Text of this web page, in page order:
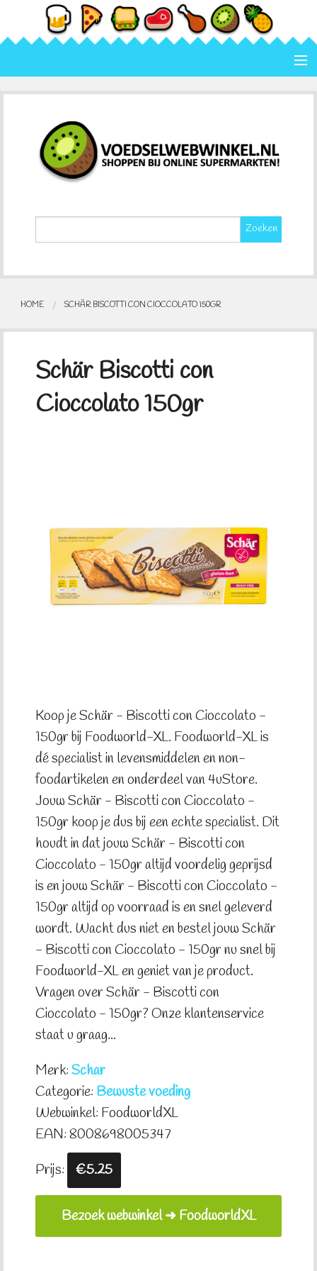
Home
Categorie
Merk
Zoeken
HOME SCHÄR BISCOTTI CON CIOCCOLATO 150GR
Schär Biscotti con
Cioccolato 150gr
Koop je Schär - Biscotti con Cioccolato -
150gr bij Foodworld-XL. Foodworld-XL is
dé specialist in levensmiddelen en non-
foodartikelen en onderdeel van 4uStore.
Jouw Schär - Biscotti con Cioccolato -
150gr koop je dus bij een echte specialist. Dit
houdt in dat jouw Schär - Biscotti con
Cioccolato - 150gr altijd voordelig geprijsd
is en jouw Schär - Biscotti con Cioccolato -
150gr altijd op voorraad is en snel geleverd
wordt. Wacht dus niet en bestel jouw Schär
- Biscotti con Cioccolato - 150gr nu snel bij
Foodworld-XL en geniet van je product.
Vragen over Schär - Biscotti con
Cioccolato - 150gr? Onze klantenservice
staat u graag...
Merk:Schar
Categorie: Bewuste voeding
Webwinkel: FoodworldXL
EAN: 8008698005347
Prijs:
€5.25
Bezoek webwinkel ➜ FoodworldXL